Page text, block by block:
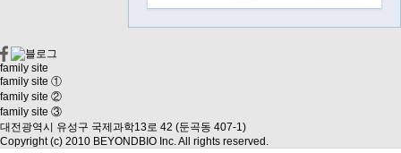
family site
family site ①
family site ②
family site ③
대전광역시 유성구 국제과학13로 42 (둔곡동 407-1)
Copyright (c) 2010 BEYONDBIO Inc. All rights reserved.